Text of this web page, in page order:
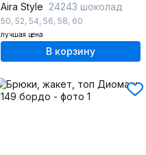
Aira Style 24243 шоколад
50, 52, 54, 56, 58, 60
лучшая цена
В корзину